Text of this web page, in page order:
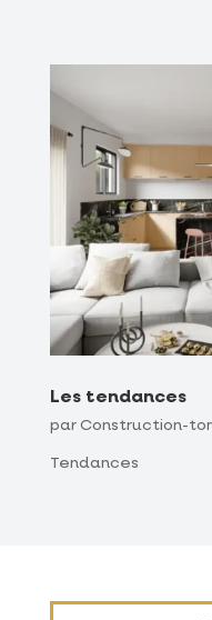
Les tendances
par Construction-
Tendances